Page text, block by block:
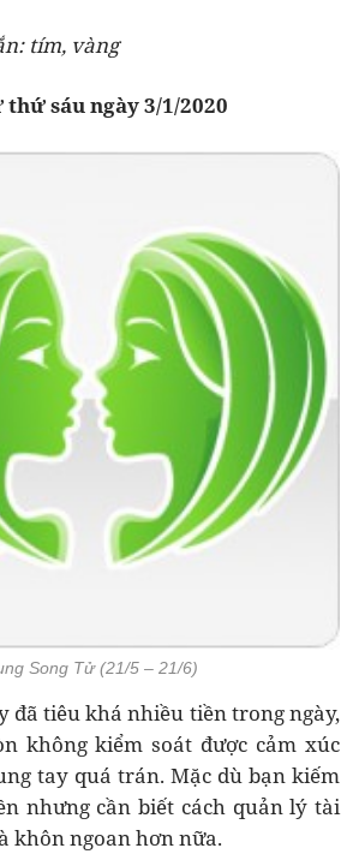
tím, vàng
sáu ngày 3/1/2020
Song Tử (21/5 – 21/6)
đã tiêu khá nhiều tiền trong ngày,
không kiểm soát được cảm xúc
tay quá trán. Mặc dù bạn kiếm
nhưng cần biết cách quản lý tài
khôn ngoan hơn nữa.